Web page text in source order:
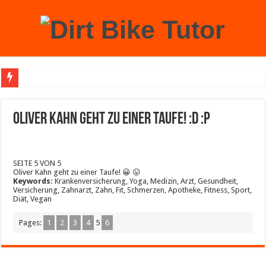
Oliver Kahn geht zu einer Taufe! :D :P
SEITE 5 VON 5
Oliver Kahn geht zu einer Taufe! 😀 😛
Keywords: Krankenversicherung, Yoga, Medizin, Arzt, Gesundheit,
Versicherung, Zahnarzt, Zahn, Fit, Schmerzen, Apotheke, Fitness, Sport,
Diät, Vegan
Pages: 1 2 3 4 5 6